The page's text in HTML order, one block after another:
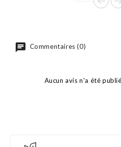
Commentaires (0)
Aucun avis n'a été